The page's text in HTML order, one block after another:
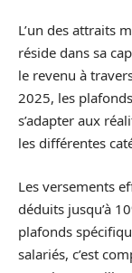
L’un des attraits
réside dans sa
le revenu à
2025, les
s’adapter aux
les différentes
Les versements
déduits jusqu’à
plafonds
salariés, c’est